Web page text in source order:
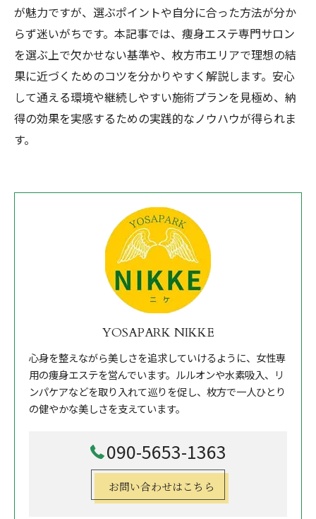
が魅力ですが、選ぶポイントや自分に合った方法が分か
らず迷いがちです。本記事では、痩身エステ専門サロン
を選ぶ上で欠かせない基準や、枚方市エリアで理想の結
果に近づくためのコツを分かりやすく解説します。安心
して通える環境や継続しやすい施術プランを見極め、納
得の効果を実感するための実践的なノウハウが得られま
す。
YOSAPARK NIKKE
心身を整えながら美しさを追求していけるように、女性専
用の痩身エステを営んでいます。ルルオンや水素吸入、リ
ンパケアなどを取り入れて巡りを促し、枚方で一人ひとり
の健やかな美しさを支えています。
090-5653-1363
お問い合わせはこちら